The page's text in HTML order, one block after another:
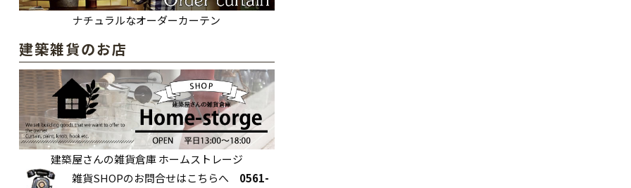
ナチュラルなオーダーカーテン
建築雑貨のお店
建築屋さんの雑貨倉庫 ホームストレージ
雑貨SHOPのお問合せはこちらへ 0561-